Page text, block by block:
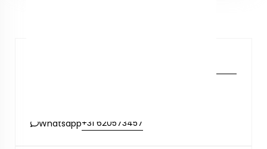
Whatsapp+31 620573457